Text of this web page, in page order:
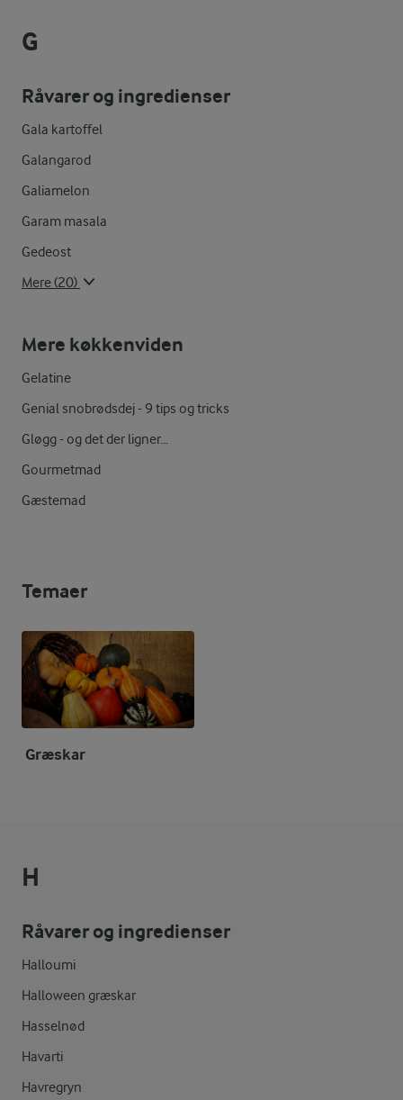
G
Råvarer og ingredienser
Gala kartoffel
Galangarod
Galiamelon
Garam masala
Gedeost
Mere (20)
Mere køkkenviden
Gelatine
Genial snobrødsdej - 9 tips og tricks
Gløgg - og det der ligner...
Gourmetmad
Gæstemad
Temaer
Græskar
H
Råvarer og ingredienser
Halloumi
Halloween græskar
Hasselnød
Havarti
Havregryn